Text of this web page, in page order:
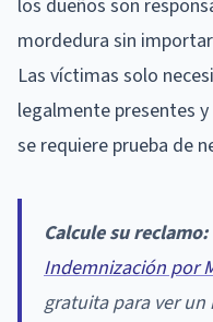
los dueños son
mordedura sin
Las víctimas solo
legalmente presentes
se requiere prueba de
Calcule su reclamo:
Indemnización por
gratuita para ver